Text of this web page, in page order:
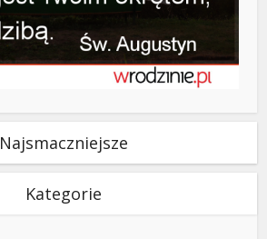
Najsmaczniejsze
Kategorie